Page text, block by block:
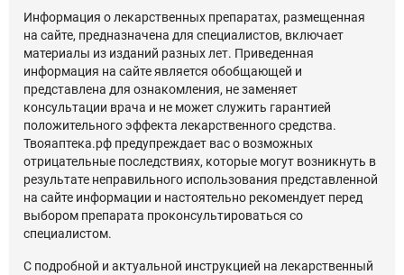
Информация о лекарственных препаратах, размещенная
на сайте, предназначена для специалистов, включает
материалы из изданий разных лет. Приведенная
информация на сайте является обобщающей и
представлена для ознакомления, не заменяет
консультации врача и не может служить гарантией
положительного эффекта лекарственного средства.
Твояаптека.рф предупреждает вас о возможных
отрицательные последствиях, которые могут возникнуть в
результате неправильного использования представленной
на сайте информации и настоятельно рекомендует перед
выбором препарата проконсультироваться со
специалистом.
С подробной и актуальной инструкцией на лекарственный